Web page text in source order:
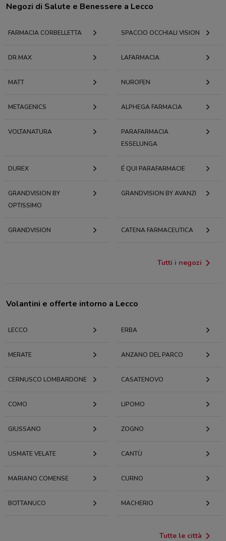
Negozi di Salute e Benessere a Lecco
FARMACIA CORBELLETTA SPACCIO OCCHIALI VISION
DR.MAX LAFARMACIA.
MATT NUROFEN
METAGENICS ALPHEGA FARMACIA
VOLTANATURA
PARAFARMACIA
ESSELUNGA
DUREX É QUI PARAFARMACIE
GRANDVISION BY
OPTISSIMO
GRANDVISION BY AVANZI
GRANDVISION CATENA FARMACEUTICA
Tutti i negozi
Volantini e offerte intorno a Lecco
LECCO ERBA
MERATE ANZANO DEL PARCO
CERNUSCO LOMBARDONE CASATENOVO
COMO LIPOMO
GIUSSANO ZOGNO
USMATE VELATE CANTÙ
MARIANO COMENSE CURNO
BOTTANUCO MACHERIO
Tutte le città